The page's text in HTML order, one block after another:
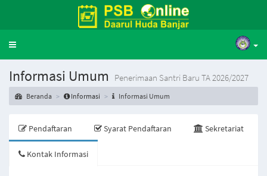
Toggle
Informasi Umum Penerimaan Santri Baru TA 2026/2027
Beranda Informasi Informasi Umum
Pendaftaran Syarat Pendaftaran Sekretariat
Kontak Informasi